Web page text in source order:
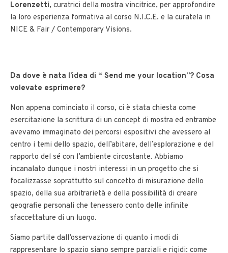
Lorenzetti, curatrici della mostra vincitrice, per approfondire
la loro esperienza formativa al corso N.I.C.E. e la curatela in
NICE & Fair / Contemporary Visions.
Da dove è nata l’idea di “ Send me your location”? Cosa
volevate esprimere?
Non appena cominciato il corso, ci è stata chiesta come
esercitazione la scrittura di un concept di mostra ed entrambe
avevamo immaginato dei percorsi espositivi che avessero al
centro i temi dello spazio, dell’abitare, dell’esplorazione e del
rapporto del sé con l’ambiente circostante. Abbiamo
incanalato dunque i nostri interessi in un progetto che si
focalizzasse soprattutto sul concetto di misurazione dello
spazio, della sua arbitrarietà e della possibilità di creare
geografie personali che tenessero conto delle infinite
sfaccettature di un luogo.
Siamo partite dall’osservazione di quanto i modi di
rappresentare lo spazio siano sempre parziali e rigidi: come